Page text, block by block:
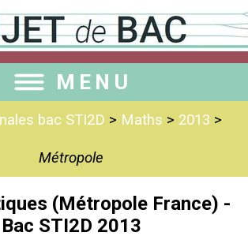
MENU
bac STI2D > Maths > 2013 >
Métropole
(Métropole France) -
Bac STI2D 2013